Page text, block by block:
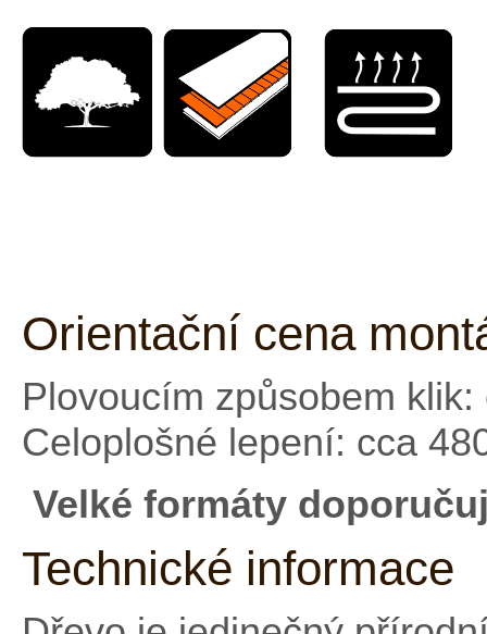
Orientační cena
Plovoucím způsobem
Celoplošné lepení: cca
Velké formáty
Technické informace